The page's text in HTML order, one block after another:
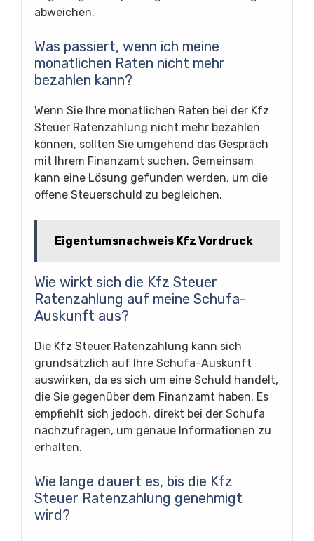
abweichen.
Was passiert, wenn ich meine
monatlichen Raten nicht mehr
bezahlen kann?
Wenn Sie Ihre monatlichen Raten bei der Kfz
Steuer Ratenzahlung nicht mehr bezahlen
können, sollten Sie umgehend das Gespräch
mit Ihrem Finanzamt suchen. Gemeinsam
kann eine Lösung gefunden werden, um die
offene Steuerschuld zu begleichen.
Eigentumsnachweis Kfz Vordruck
Wie wirkt sich die Kfz Steuer
Ratenzahlung auf meine Schufa-
Auskunft aus?
Die Kfz Steuer Ratenzahlung kann sich
grundsätzlich auf Ihre Schufa-Auskunft
auswirken, da es sich um eine Schuld handelt,
die Sie gegenüber dem Finanzamt haben. Es
empfiehlt sich jedoch, direkt bei der Schufa
nachzufragen, um genaue Informationen zu
erhalten.
Wie lange dauert es, bis die Kfz
Steuer Ratenzahlung genehmigt
wird?